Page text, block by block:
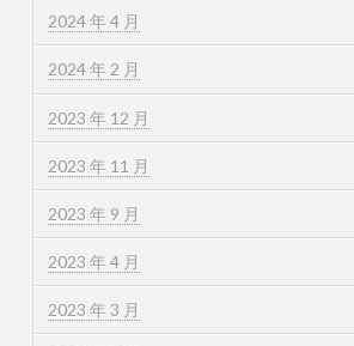
2024 年 4 月
2024 年 2 月
2023 年 12 月
2023 年 11 月
2023 年 9 月
2023 年 4 月
2023 年 3 月